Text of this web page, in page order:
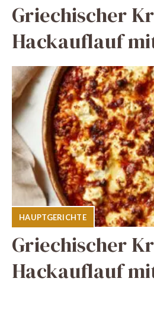
Griechischer
Hackauflauf
HAUPTGERICHTE
Griechischer
Hackauflauf